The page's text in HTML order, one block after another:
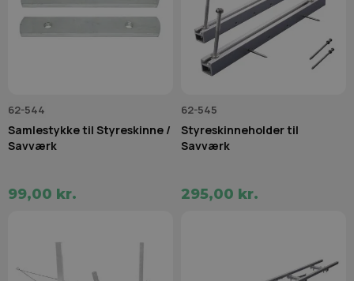
62-544
Samlestykke til Styreskinne /
Savværk
99,00 kr.
62-545
Styreskinneholder til
Savværk
295,00 kr.